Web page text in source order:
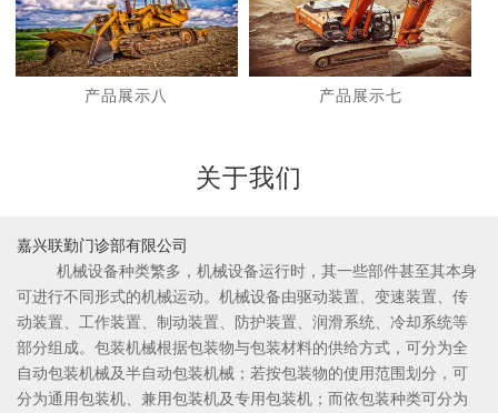
2
产品展示八 产品展示七
关于我们
嘉兴联勤门诊部有限公司
机械设备种类繁多，机械设备运行时，其一些部件甚至其本身
可进行不同形式的机械运动。机械设备由驱动装置、变速装置、传
动装置、工作装置、制动装置、防护装置、润滑系统、冷却系统等
部分组成。包装机械根据包装物与包装材料的供给方式，可分为全
自动包装机械及半自动包装机械；若按包装物的使用范围划分，可
分为通用包装机、兼用包装机及专用包装机；而依包装种类可分为